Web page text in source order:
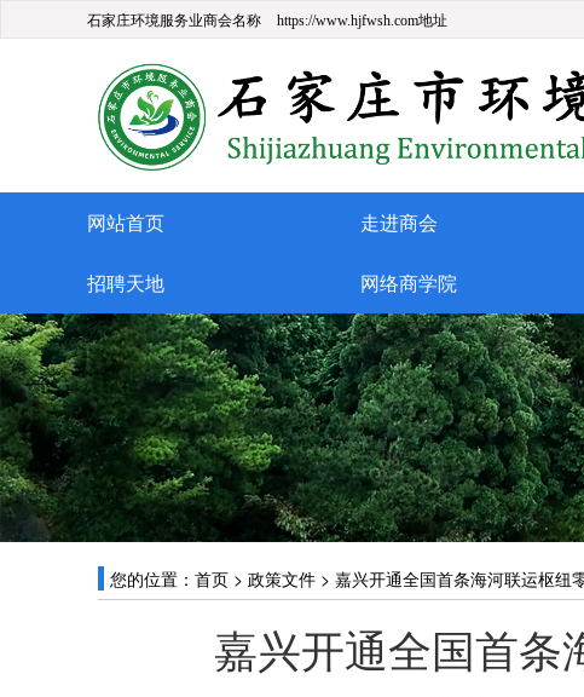
石家庄环境服务业商会名称 https://www.hjfwsh.com地址
网站首页 走进商会
招聘天地 网络商学院
您的位置： 首页 > 政策文件 > 嘉兴开通全国首条海河联运枢纽
嘉兴开通全国首条